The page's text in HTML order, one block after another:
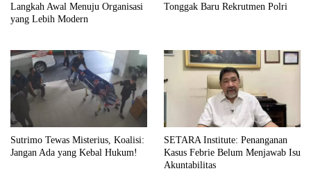
Langkah Awal Menuju Organisasi
yang Lebih Modern
Tonggak Baru Rekrutmen Polri
Sutrimo Tewas Misterius, Koalisi:
Jangan Ada yang Kebal Hukum!
SETARA Institute: Penanganan
Kasus Febrie Belum Menjawab Isu
Akuntabilitas